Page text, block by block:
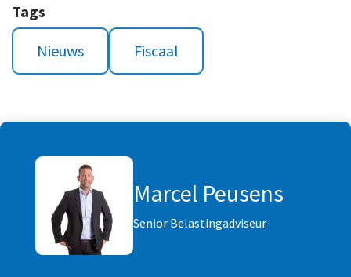
Tags
Nieuws
Fiscaal
Marcel Peusens
Senior Belastingadviseur